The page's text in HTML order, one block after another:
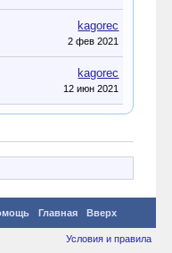
kagorec
2 фев 2021
kagorec
12 июн 2021
Главная Вверх
Условия и правила